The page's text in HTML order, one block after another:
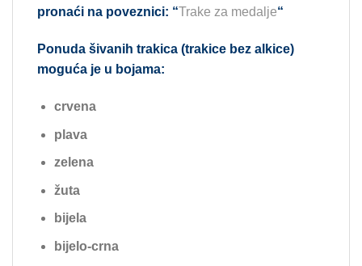
pronaći na poveznici: “Trake za medalje“
Ponuda šivanih trakica (trakice bez alkice)
moguća je u bojama:
crvena
plava
zelena
žuta
bijela
bijelo-crna